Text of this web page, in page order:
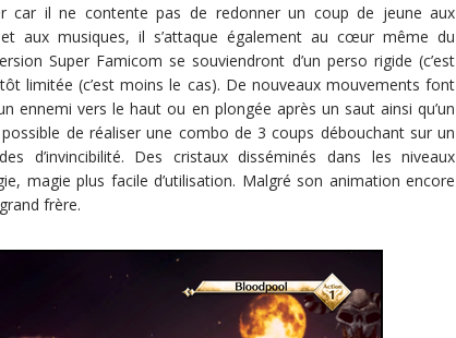
car il ne contente pas de redonner un coup de jeune aux
aux musiques, il s’attaque également au cœur même du
Super Famicom se souviendront d’un perso rigide (c’est
limitée (c’est moins le cas). De nouveaux mouvements font
ennemi vers le haut ou en plongée après un saut ainsi qu’un
de réaliser une combo de 3 coups débouchant sur un
d’invincibilité. Des cristaux disséminés dans les niveaux
magie plus facile d’utilisation. Malgré son animation encore
frère.